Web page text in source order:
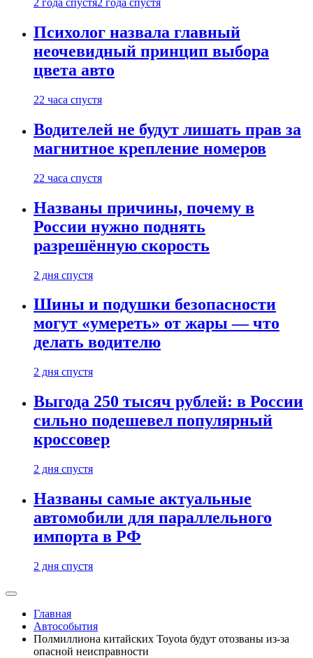
2 года спустя2 года спустя
Психолог назвала главный
неочевидный принцип выбора
цвета авто
22 часа спустя
Водителей не будут лишать прав за
магнитное крепление номеров
22 часа спустя
Названы причины, почему в
России нужно поднять
разрешённую скорость
2 дня спустя
Шины и подушки безопасности
могут «умереть» от жары — что
делать водителю
2 дня спустя
Выгода 250 тысяч рублей: в России
сильно подешевел популярный
кроссовер
2 дня спустя
Названы самые актуальные
автомобили для параллельного
импорта в РФ
2 дня спустя
Главная
Автособытия
Полмиллиона китайских Toyota будут отозваны из-за
опасной неисправности